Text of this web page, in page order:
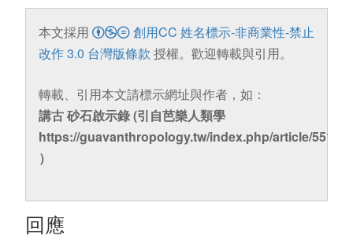
本文採用
創用CC 姓名標示-非商業性-禁止
改作 3.0 台灣版條款 授權。歡迎轉載與引用。
轉載、引用本文請標示網址與作者，如：
講古 砂石啟示錄 (引自芭樂人類學
https://guavanthropology.tw/index.php/article/5510
）
回應